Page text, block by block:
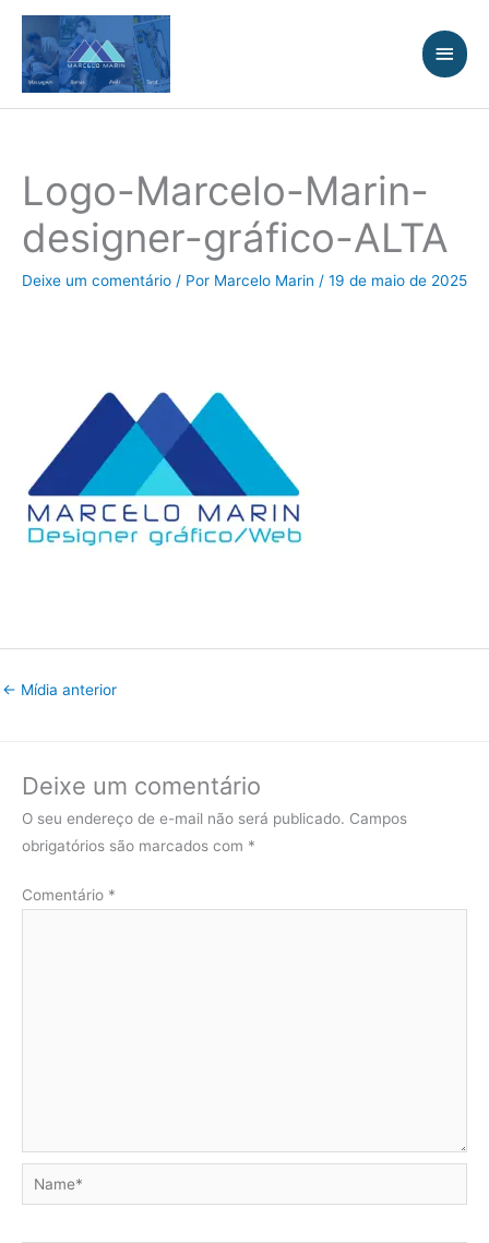
para
conteúdo
Logo-Marcelo-Marin-
designer-gráfico-ALTA
Deixe um comentário / Por Marcelo Marin / 19 de maio de 2025
← Mídia anterior
Deixe um comentário
O seu endereço de e-mail não será publicado. Campos
obrigatórios são marcados com *
Comentário *
Name*